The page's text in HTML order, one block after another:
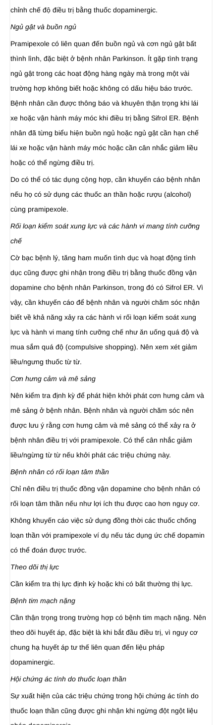
chỉnh chế độ điều trị bằng thuốc dopaminergic.
Ngủ gật và buồn ngủ
Pramipexole có liên quan đến buồn ngủ và cơn ngủ gật bất
thình lình, đặc biệt ở bệnh nhân Parkinson. Ít gặp tình trạng
ngủ gật trong các hoạt động hàng ngày mà trong một vài
trường hợp không biết hoặc không có dấu hiệu báo trước.
Bệnh nhân cần được thông báo và khuyên thận trọng khi lái
xe hoặc vận hành máy móc khi điều trị bằng Sifrol ER. Bệnh
nhân đã từng biểu hiện buồn ngủ hoặc ngủ gật cần hạn chế
lái xe hoặc vận hành máy móc hoặc cần cân nhắc giảm liều
hoặc có thể ngừng điều trị.
Do có thể có tác dụng cộng hợp, cần khuyến cáo bệnh nhân
nếu họ có sử dụng các thuốc an thần hoặc rượu (alcohol)
cùng pramipexole.
Rối loạn kiểm soát xung lực và các hành vi mang tính cưỡng
chế
Cờ bạc bệnh lý, tăng ham muốn tình dục và hoạt động tình
dục cũng được ghi nhận trong điều trị bằng thuốc đồng vận
dopamine cho bệnh nhân Parkinson, trong đó có Sifrol ER. Vì
vậy, cần khuyến cáo để bệnh nhân và người chăm sóc nhận
biết về khả năng xảy ra các hành vi rối loạn kiểm soát xung
lực và hành vi mang tính cưỡng chế như ăn uống quá độ và
mua sắm quá độ (compulsive shopping). Nên xem xét giảm
liều/ngưng thuốc từ từ.
Cơn hưng cảm và mê sảng
Nên kiểm tra định kỳ để phát hiện khởi phát cơn hưng cảm và
mê sảng ở bệnh nhân. Bệnh nhân và người chăm sóc nên
được lưu ý rằng cơn hưng cảm và mê sảng có thể xảy ra ở
bệnh nhân điều trị với pramipexole. Có thể cân nhắc giảm
liều/ngừng từ từ nếu khởi phát các triệu chứng này.
Bệnh nhân có rối loạn tâm thần
Chỉ nên điều trị thuốc đồng vận dopamine cho bệnh nhân có
rối loạn tâm thần nếu như lợi ích thu được cao hơn nguy cơ.
Không khuyến cáo việc sử dụng đồng thời các thuốc chống
loạn thần với pramipexole ví dụ nếu tác dụng ức chế dopamin
có thể đoán được trước.
Theo dõi thị lực
Cần kiểm tra thị lực định kỳ hoặc khi có bất thường thị lực.
Bệnh tim mạch nặng
Cần thận trọng trong trường hợp có bệnh tim mạch nặng. Nên
theo dõi huyết áp, đặc biệt là khi bắt đầu điều trị, vì nguy cơ
chung hạ huyết áp tư thế liên quan đến liệu pháp
dopaminergic.
Hội chứng ác tính do thuốc loạn thần
Sự xuất hiện của các triệu chứng trong hội chứng ác tính do
thuốc loạn thần cũng được ghi nhận khi ngừng đột ngột liệu